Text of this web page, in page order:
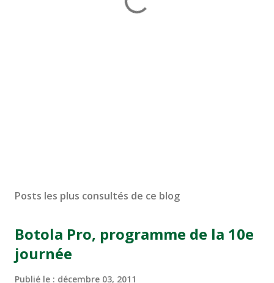
Posts les plus consultés de ce blog
Botola Pro, programme de la 10e
journée
Publié le : décembre 03, 2011